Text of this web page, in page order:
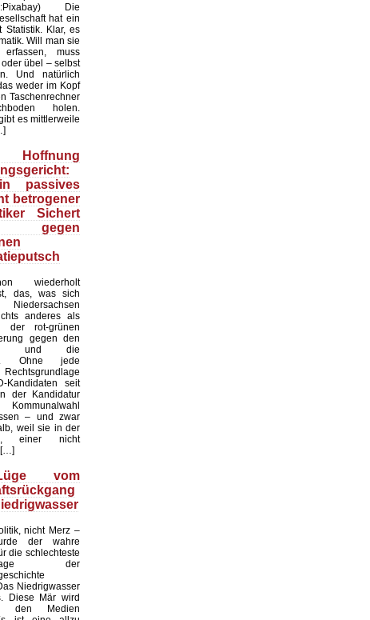
Die
hat ein
Statistik. Klar, es
Will man sie
erfassen, muss
übel – selbst
Und natürlich
weder im Kopf
Taschenrechner
holen.
es mittlerweile
Hoffnung
passives
betrogener
Sichert
gegen
wiederholt
das, was sich
anderes als
der rot-grünen
gegen den
und die
Ohne jede
Kandidaten seit
der Kandidatur
– und zwar
weil sie in der
einer nicht
[…]
vom
nicht Merz –
der wahre
die schlechteste
der
Niedrigwasser
Diese Mär wird
den Medien